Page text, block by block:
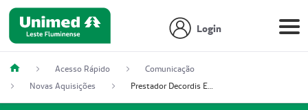
Login
Acesso Rápido
Comunicação
Novas Aquisições
Prestador Decordis Exames Cardiológicos LTDA (51004347-4)